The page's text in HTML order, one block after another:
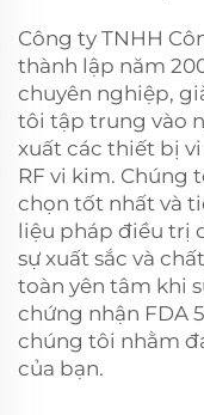
Công ty TNHH
thành lập năm
chuyên nghiệp,
tôi tập trung vào
xuất các thiết bị
RF vi kim. Chúng
chọn tốt nhất và
liệu pháp điều trị
sự xuất sắc và
toàn yên tâm khi
chứng nhận FDA
chúng tôi nhằm
của bạn.